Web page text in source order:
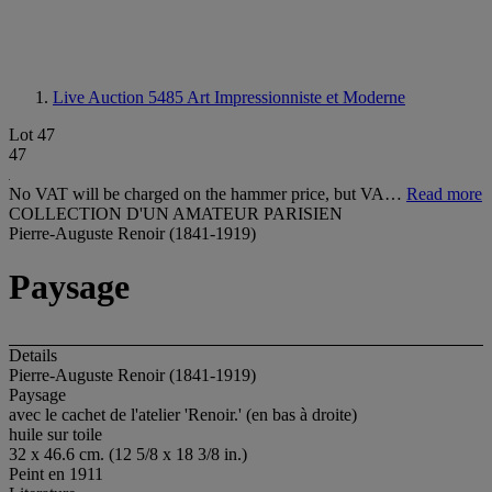
Live Auction 5485 Art Impressionniste et Moderne
Lot 47
47
No VAT will be charged on the hammer price, but VA… Read more
COLLECTION D'UN AMATEUR PARISIEN
Pierre-Auguste Renoir (1841-1919)
Paysage
Details
Pierre-Auguste Renoir (1841-1919)
Paysage
avec le cachet de l'atelier 'Renoir.' (en bas à droite)
huile sur toile
32 x 46.6 cm. (12 5/8 x 18 3/8 in.)
Peint en 1911